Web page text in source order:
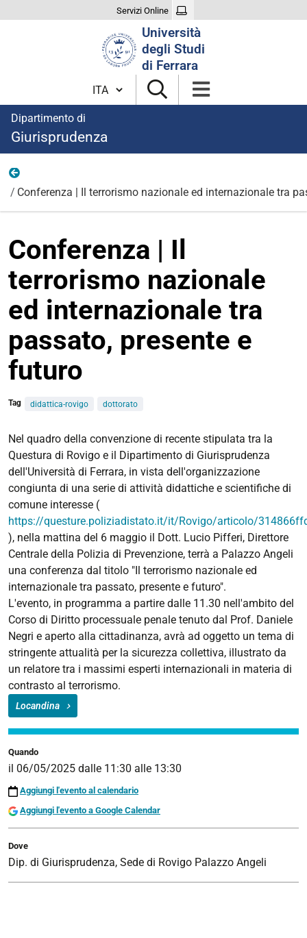
Servizi Online
Università
degli Studi
di Ferrara
Cambia lingua
Dipartimento di
Giurisprudenza
Conferenza | Il terrorismo nazionale ed internazionale tra
Conferenza | Il
terrorismo nazionale
ed internazionale tra
passato, presente e
futuro
Tag didattica-rovigo dottorato
https://giuri.unife.it/it/eventi/conferenza-
terrorismo-
internazionale-
e-
nazionale-
tra-
passato-
presente-
e-
futuro
Conferenza
|
Il
terrorismo
nazionale
ed
internazionale
passato,
presente
e
futuro
2025-
05-
06T11:30:00+02:00
2025-
05-
Quando
il 06/05/2025 dalle 11:30 alle 13:30
Aggiungi l'evento al calendario
Aggiungi l'evento a Google Calendar
Dove
Dip. di Giurisprudenza, Sede di Rovigo Palazzo Angeli
Nel quadro della convenzione di recente stipulata tra la
Questura di Rovigo e il Dipartimento di Giurisprudenza
dell'Università di Ferrara, in vista dell'organizzazione
congiunta di una serie di attività didattiche e scientifiche di
comune interesse (
https://questure.poliziadistato.it/it/Rovigo/articolo/
), nella mattina del 6 maggio il Dott. Lucio Pifferi, Direttore
Centrale della Polizia di Prevenzione, terrà a Palazzo Angeli
una conferenza dal titolo "Il terrorismo nazionale ed
internazionale tra passato, presente e futuro".
L'evento, in programma a partire dalle 11.30 nell'ambito del
Corso di Diritto processuale penale tenuto dal Prof. Daniele
Negri e aperto alla cittadinanza, avrà ad oggetto un tema di
stringente attualità per la sicurezza collettiva, illustrato da
un relatore tra i massimi esperti internazionali in materia di
contrasto al terrorismo.
Locandina